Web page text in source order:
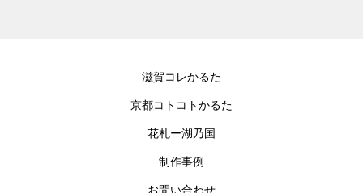
滋賀コレかるた
京都コトコトかるた
花札ー湖乃国
制作事例
お問い合わせ